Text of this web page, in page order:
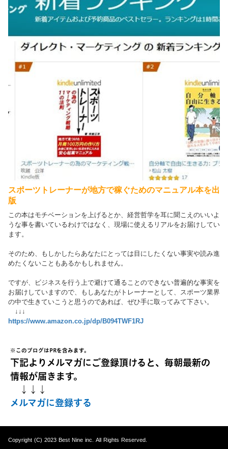
スポーツトレーナーが地方で稼ぐためのマニュアル本を出
版
この本はモチベーションを上げるとか、経営哲学を耳に聞こえのいいよ
うな事を書いているわけではなく、現場に使えるリアルをお届けしてい
ます。
そのため、もしかしたらあなたにとっては目にしたくない事実や読み進
めたくないこともあるかもしれません。
ですが、ビジネスを行う上で避けて通ることのできない普遍的な事実を
お届けしていますので、もしあなたがトレーナーとして、スポーツ業界
の中で生きていこうと思うのであれば、ぜひ手に取ってみて下さい。
↓↓↓
https://www.amazon.co.jp/dp/B094TWF1RJ
※このブログはPRを含みます。
下記よりメルマガにご登録頂けると、毎朝最新の
情報が届きます。
↓↓↓
メルマガに登録する
Copyright (C) 2023 Best Nine inc. All Rights Reserved.